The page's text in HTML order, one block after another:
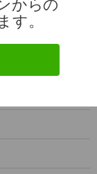
からの
す。